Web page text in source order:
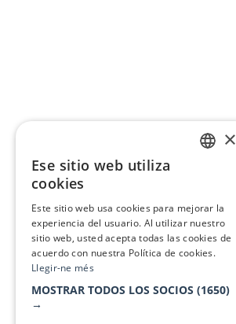
×
Ese sitio web utiliza
cookies
Este sitio web usa cookies para mejorar la
experiencia del usuario. Al utilizar nuestro
sitio web, usted acepta todas las cookies de
acuerdo con nuestra Política de cookies.
Llegir-ne més
MOSTRAR TODOS LOS SOCIOS (1650)
→